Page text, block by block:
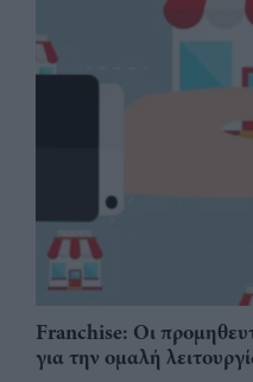
Franchise: Οι
για την ομαλή